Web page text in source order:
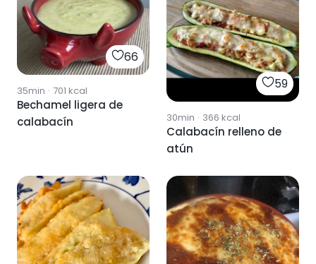
66
35min · 701 kcal
Bechamel ligera de
calabacín
59
30min · 366 kcal
Calabacín relleno de
atún